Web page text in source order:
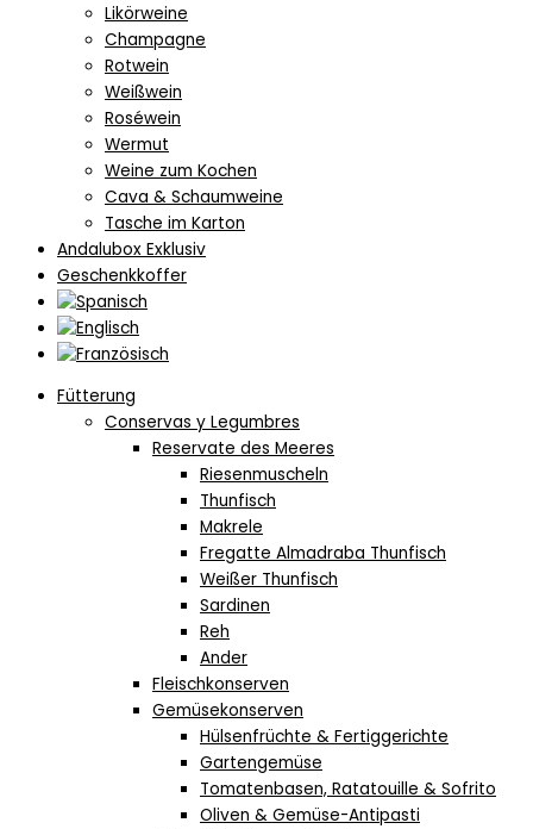
Likörweine
Champagne
Rotwein
Weißwein
Roséwein
Wermut
Weine zum Kochen
Cava & Schaumweine
Tasche im Karton
Andalubox Exklusiv
Geschenkkoffer
Fütterung
Conservas y Legumbres
Reservate des Meeres
Riesenmuscheln
Thunfisch
Makrele
Fregatte Almadraba Thunfisch
Weißer Thunfisch
Sardinen
Reh
Ander
Fleischkonserven
Gemüsekonserven
Hülsenfrüchte & Fertiggerichte
Gartengemüse
Tomatenbasen, Ratatouille & Sofrito
Oliven & Gemüse-Antipasti